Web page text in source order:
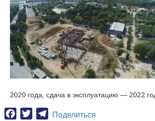
2020 года, сдача в эксплуатацию — 2022
Facebook
TwitterTelegram
Поделиться